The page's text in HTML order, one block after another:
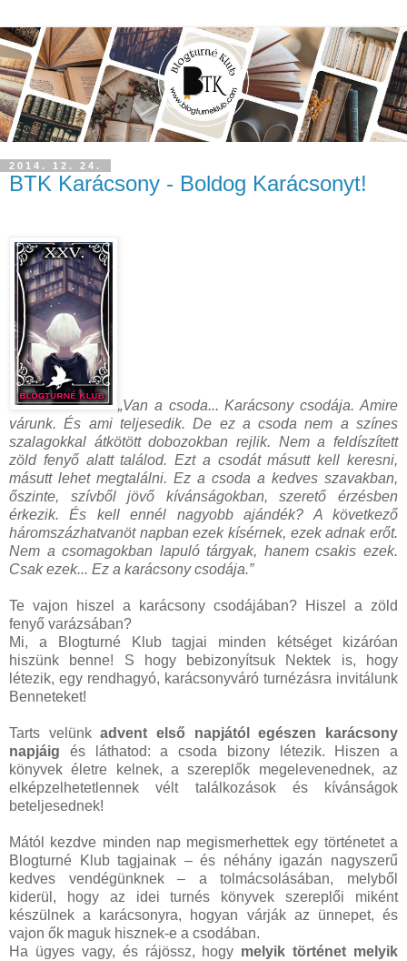
2014. 12. 24.
BTK Karácsony - Boldog Karácsonyt!
„Van a csoda... Karácsony csodája. Amire
várunk. És ami teljesedik. De ez a csoda nem a színes
szalagokkal átkötött dobozokban rejlik. Nem a feldíszített
zöld fenyő alatt találod. Ezt a csodát másutt kell keresni,
másutt lehet megtalálni. Ez a csoda a kedves szavakban,
őszinte, szívből jövő kívánságokban, szerető érzésben
érkezik. És kell ennél nagyobb ajándék? A következő
háromszázhatvanöt napban ezek kísérnek, ezek adnak erőt.
Nem a csomagokban lapuló tárgyak, hanem csakis ezek.
Csak ezek... Ez a karácsony csodája.”
Te vajon hiszel a karácsony csodájában? Hiszel a zöld
fenyő varázsában?
Mi, a Blogturné Klub tagjai minden kétséget kizáróan
hiszünk benne! S hogy bebizonyítsuk Nektek is, hogy
létezik, egy rendhagyó, karácsonyváró turnézásra invitálunk
Benneteket!
Tarts velünkadvent első napjától egészen karácsony
napjáig és láthatod: a csoda bizony létezik. Hiszen a
könyvek életre kelnek, a szereplők megelevenednek, az
elképzelhetetlennek vélt találkozások és kívánságok
beteljesednek!
Mától kezdve minden nap megismerhettek egy történetet a
Blogturné Klub tagjainak – és néhány igazán nagyszerű
kedves vendégünknek – a tolmácsolásában, melyből
kiderül, hogy az idei turnés könyvek szereplői miként
készülnek a karácsonyra, hogyan várják az ünnepet, és
vajon ők maguk hisznek-e a csodában.
Ha ügyes vagy, és rájössz, hogy melyik történet melyik